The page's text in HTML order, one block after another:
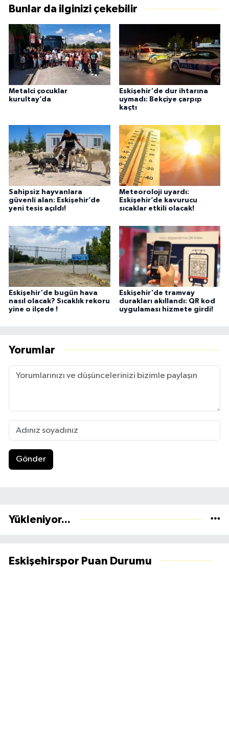
Bunlar da ilginizi çekebilir
Metalci çocuklar
kurultay’da
Eskişehir'de dur ihtarına
uymadı: Bekçiye çarpıp
kaçtı
Sahipsiz hayvanlara
güvenli alan: Eskişehir’de
yeni tesis açıldı!
Meteoroloji uyardı:
Eskişehir’de kavurucu
sıcaklar etkili olacak!
Eskişehir'de bugün hava
nasıl olacak? Sıcaklık rekoru
yine o ilçede !
Eskişehir'de tramvay
durakları akıllandı: QR kod
uygulaması hizmete girdi!
Yorumlar
Gönder
Yükleniyor...
Eskişehirspor Puan Durumu